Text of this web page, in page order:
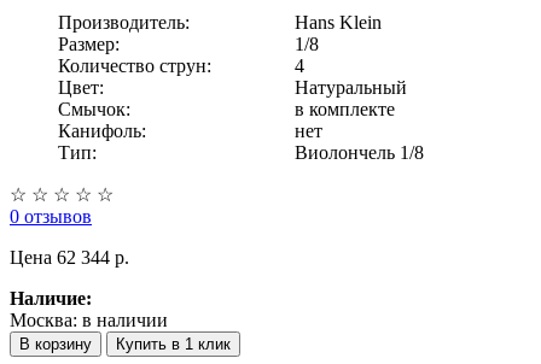
Производитель:
Hans Klein
Размер:
1/8
Количество струн:
4
Цвет:
Натуральный
Смычок:
в комплекте
Канифоль:
нет
Тип:
Виолончель 1/8
☆ ☆ ☆ ☆ ☆
0 отзывов
Цена 62 344 p.
Наличие:
Москва: в наличии
В корзину Купить в 1 клик